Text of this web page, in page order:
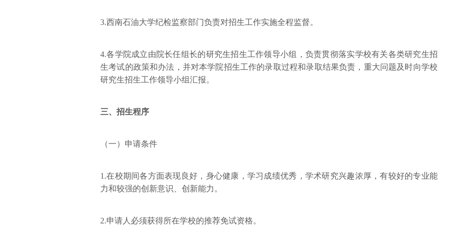
3.西南石油大学纪检监察部门负责对招生工作实施全程监督。
4.各学院成立由院长任组长的研究生招生工作领导小组，负责贯彻落实学校有关各类研究生招
生考试的政策和办法，并对本学院招生工作的录取过程和录取结果负责，重大问题及时向学校
研究生招生工作领导小组汇报。
三、招生程序
（一）申请条件
1.在校期间各方面表现良好，身心健康，学习成绩优秀，学术研究兴趣浓厚，有较好的专业能
力和较强的创新意识、创新能力。
2.申请人必须获得所在学校的推荐免试资格。